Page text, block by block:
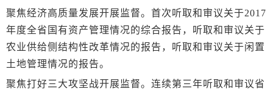
聚焦经济高质量发展开展监督。首次听取和审议关于2017
年度全省国有资产管理情况的综合报告，听取和审议关于
农业供给侧结构性改革情况的报告，听取和审议关于闲置
土地管理情况的报告。
聚焦打好三大攻坚战开展监督。连续第三年听取和审议省